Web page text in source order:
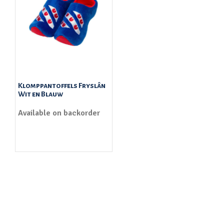
Klomppantoffels Fryslân
Wit en Blauw
Available on backorder